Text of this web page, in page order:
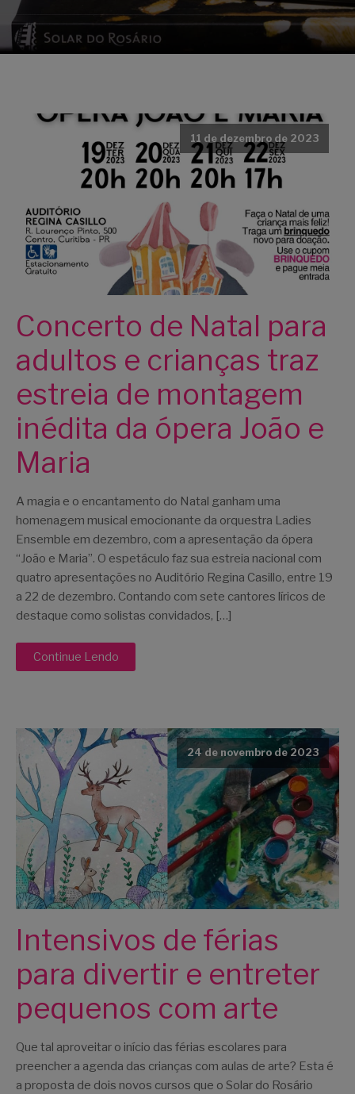
11 de dezembro de 2023
Concerto de Natal para
adultos e crianças traz
estreia de montagem
inédita da ópera João e
Maria
A magia e o encantamento do Natal ganham uma
homenagem musical emocionante da orquestra Ladies
Ensemble em dezembro, com a apresentação da ópera
“João e Maria”. O espetáculo faz sua estreia nacional com
quatro apresentações no Auditório Regina Casillo, entre 19
a 22 de dezembro. Contando com sete cantores líricos de
destaque como solistas convidados, […]
Continue Lendo
24 de novembro de 2023
Intensivos de férias
para divertir e entreter
pequenos com arte
Que tal aproveitar o início das férias escolares para
preencher a agenda das crianças com aulas de arte? Esta é
a proposta de dois novos cursos que o Solar do Rosário